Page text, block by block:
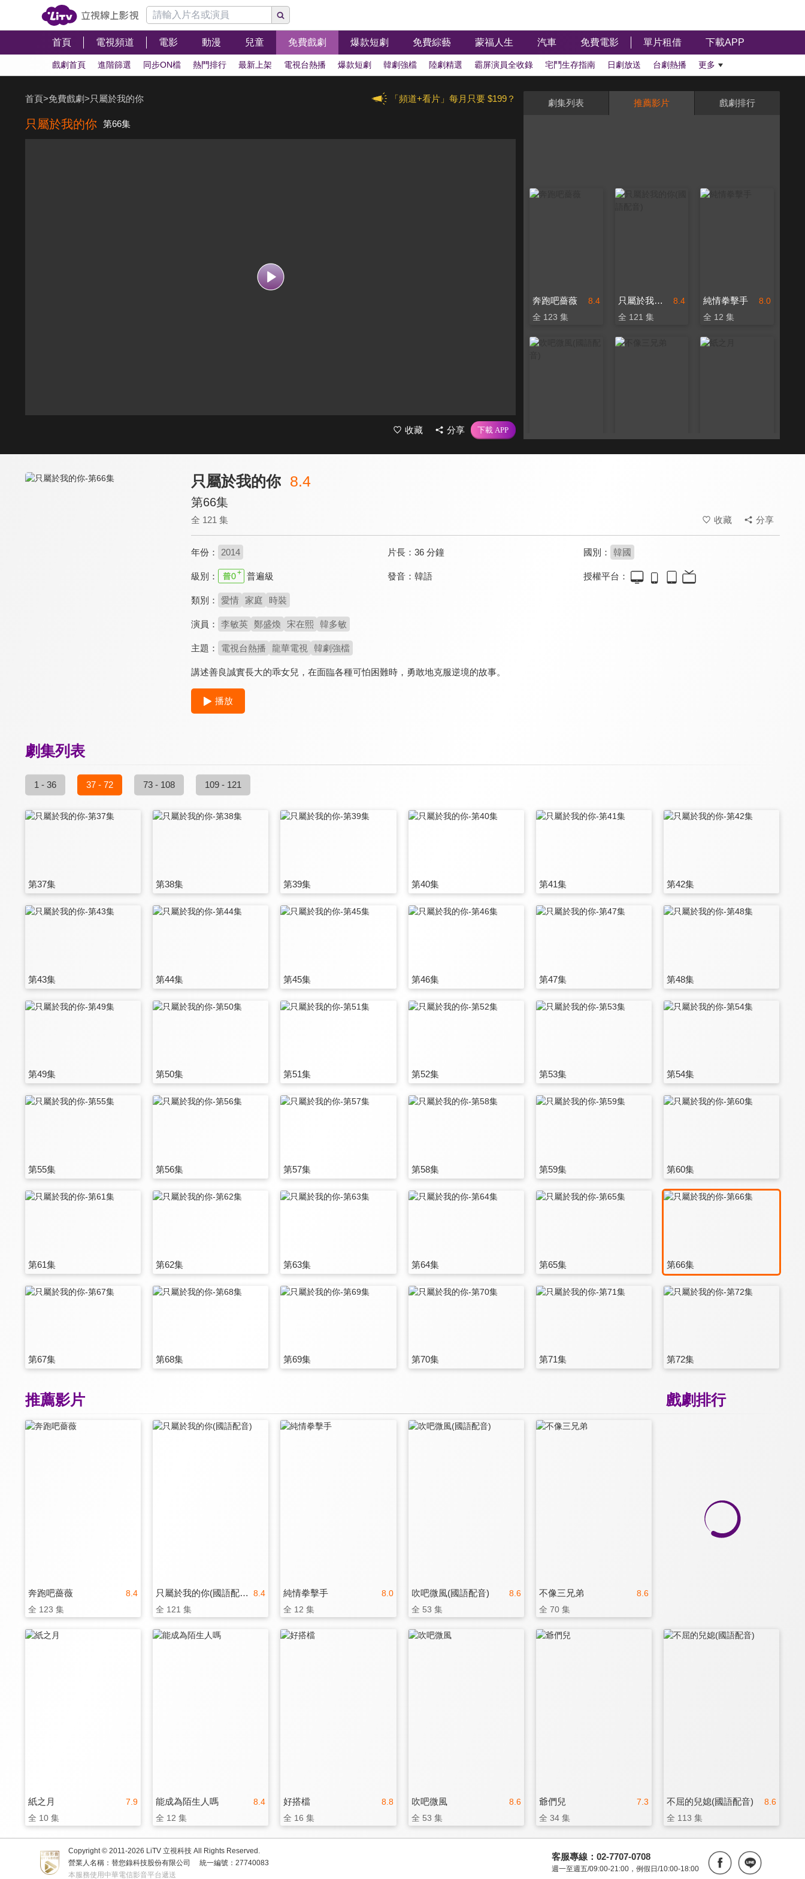
首頁 電視頻道 電影 動漫 兒童 免費戲劇 爆款短劇 免費綜藝 蒙福人生 汽車 免費電影 單片租借 下載APP
戲劇首頁 進階篩選 同步ON檔 熱門排行 最新上架 電視台熱播 爆款短劇 韓劇強檔 陸劇精選 霸屏演員全收錄 宅鬥生存指南 日劇放送 台劇熱播 更多
「頻道+看片」每月只要 $199？
首頁>免費戲劇>只屬於我的你
只屬於我的你 第66集
收藏 分享
劇集列表 推薦影片 戲劇排行
8.4
奔跑吧薔薇
全 123 集
8.4
只屬於我的你(國語配音)
全 121 集
8.0
純情拳擊手
全 12 集
全 34 集
只屬於我的你 8.4
第66集
全 121 集 收藏 分享
年份： 2014 片長： 36 分鐘 國別： 韓國
級別： 普遍級 發音： 韓語 授權平台：
類別： 愛情 家庭 時裝
演員： 李敏英 鄭盛煥 宋在熙 韓多敏
主題： 電視台熱播 龍華電視 韓劇強檔
講述善良誠實長大的乖女兒，在面臨各種可怕困難時，勇敢地克服逆境的故事。
播放
劇集列表
1 - 36 37 - 72 73 - 108 109 - 121
第37集 第38集 第39集 第40集 第41集 第42集
第43集 第44集 第45集 第46集 第47集 第48集
第49集 第50集 第51集 第52集 第53集 第54集
第55集 第56集 第57集 第58集 第59集 第60集
第61集 第62集 第63集 第64集 第65集 第66集
第67集 第68集 第69集 第70集 第71集 第72集
戲劇排行
推薦影片
8.4
奔跑吧薔薇
全 123 集
8.4
只屬於我的你(國語配音)
全 121 集
8.0
純情拳擊手
全 12 集
8.6
吹吧微風(國語配音)
全 53 集
8.6
不像三兄弟
全 70 集
7.9
紙之月
全 10 集
8.4
能成為陌生人嗎
全 12 集
8.8
好搭檔
全 16 集
8.6
吹吧微風
全 53 集
7.3
爺們兒
全 34 集
8.6
不屈的兒媳(國語配音)
全 113 集
Copyright © 2011-2026 LiTV 立視科技 All Rights Reserved.
營業人名稱：替您錄科技股份有限公司
統一編號：27740083
本服務使用中華電信影音平台遞送
客服專線：02-7707-0708
週一至週五/09:00-21:00，例假日/10:00-18:00